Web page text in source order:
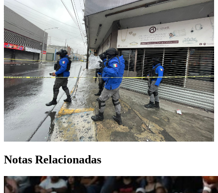
Notas Relacionadas